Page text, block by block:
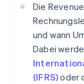
Die
und wann
Dabei
(IFRS)oder